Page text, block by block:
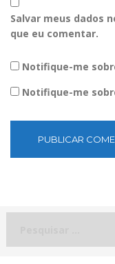
Salvar meus dados
que eu comentar.
Notifique-me
Notifique-me